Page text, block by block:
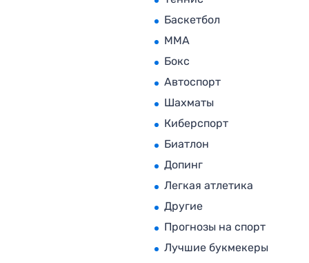
Баскетбол
MMA
Бокс
Автоспорт
Шахматы
Киберспорт
Биатлон
Допинг
Легкая атлетика
Другие
Прогнозы на спорт
Лучшие букмекеры